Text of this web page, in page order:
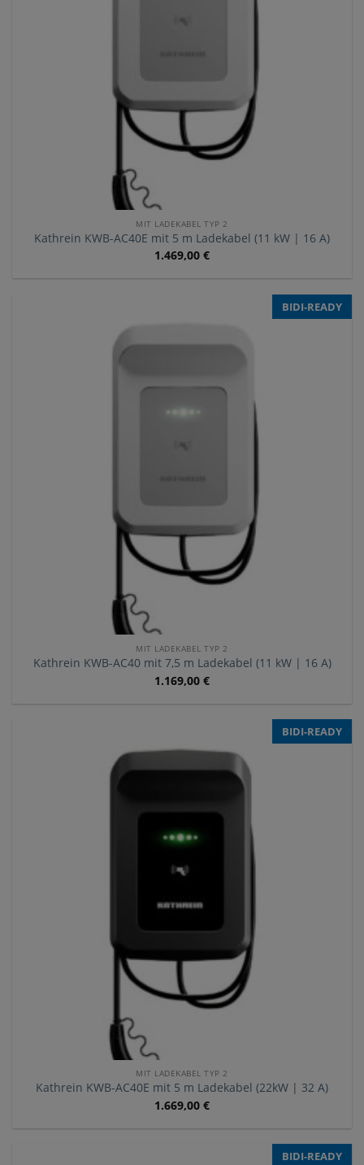
MIT LADEKABEL TYP 2
Kathrein KWB-AC40E mit 5 m Ladekabel (11 kW | 16 A)
1.469,00 €
BIDI-READY
MIT LADEKABEL TYP 2
Kathrein KWB-AC40 mit 7,5 m Ladekabel (11 kW | 16 A)
1.169,00 €
BIDI-READY
MIT LADEKABEL TYP 2
Kathrein KWB-AC40E mit 5 m Ladekabel (22kW | 32 A)
1.669,00 €
BIDI-READY